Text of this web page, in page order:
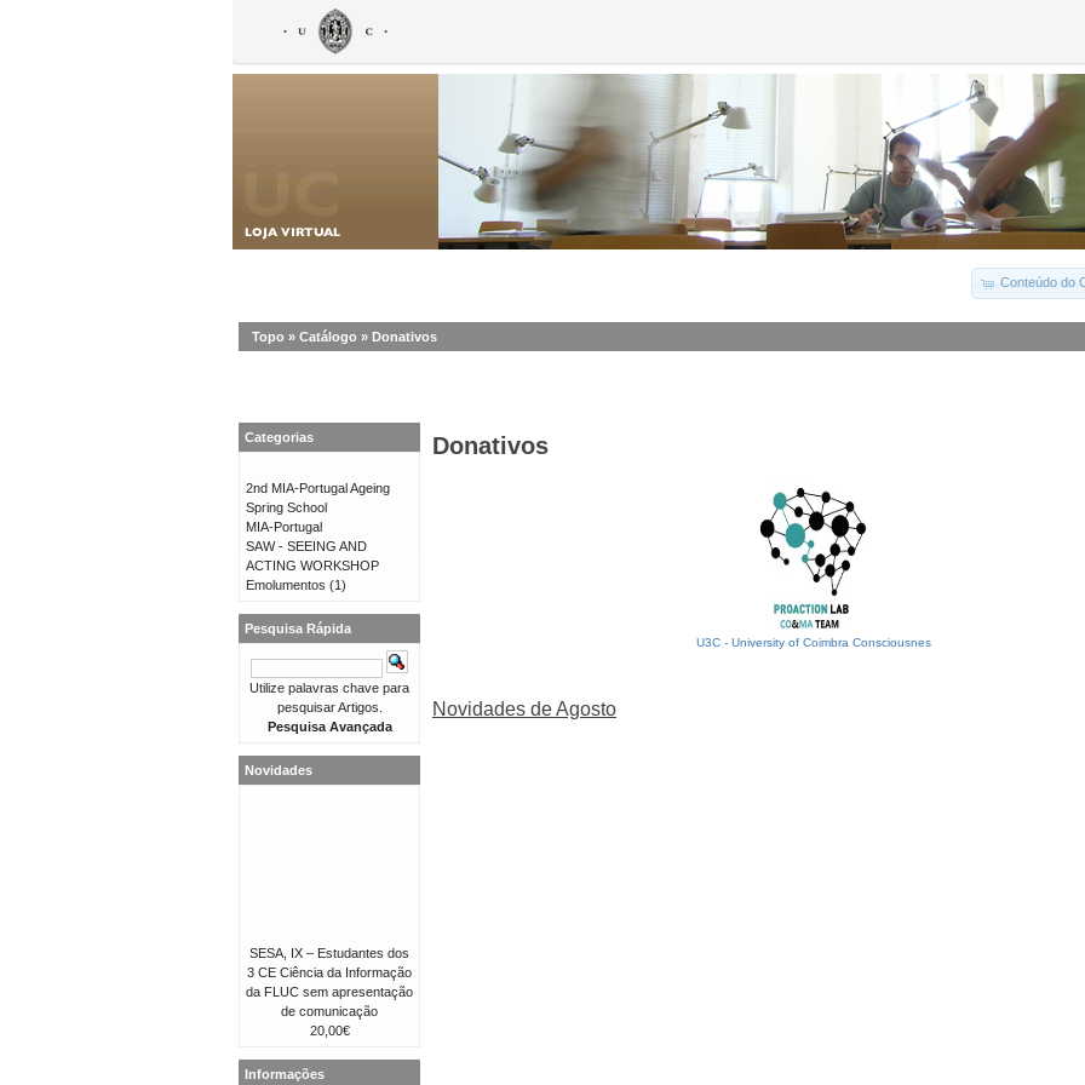
Conteúdo do
Topo » Catálogo » Donativos
Donativos
U3C - University of Coimbra Consciousnes
Novidades de Agosto
Categorias
2nd MIA-Portugal Ageing
Spring School
MIA-Portugal
SAW - SEEING AND
ACTING WORKSHOP
Emolumentos (1)
Pesquisa Rápida
Utilize palavras chave para
pesquisar Artigos.
Pesquisa Avançada
Novidades
SESA, IX – Estudantes dos
3 CE Ciência da Informação
da FLUC sem apresentação
de comunicação
20,00€
Informações